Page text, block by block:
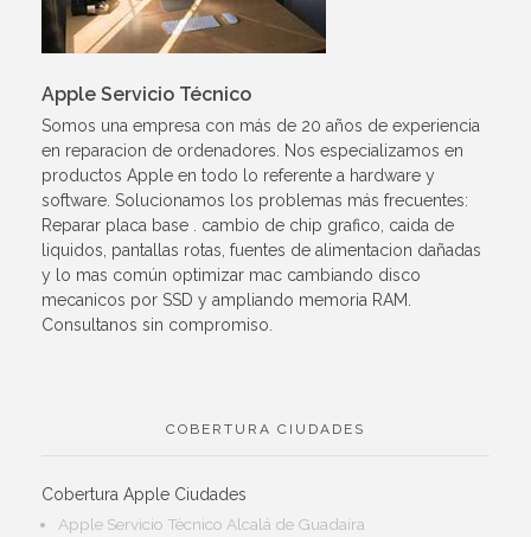
Apple Servicio Técnico
Somos una empresa con más de 20 años de experiencia
en reparacion de ordenadores. Nos especializamos en
productos Apple en todo lo referente a hardware y
software. Solucionamos los problemas más frecuentes:
Reparar placa base . cambio de chip grafico, caida de
liquidos, pantallas rotas, fuentes de alimentacion dañadas
y lo mas común optimizar mac cambiando disco
mecanicos por SSD y ampliando memoria RAM.
Consultanos sin compromiso.
COBERTURA CIUDADES
Cobertura Apple Ciudades
Apple Servicio Técnico Alcalá de Guadaíra